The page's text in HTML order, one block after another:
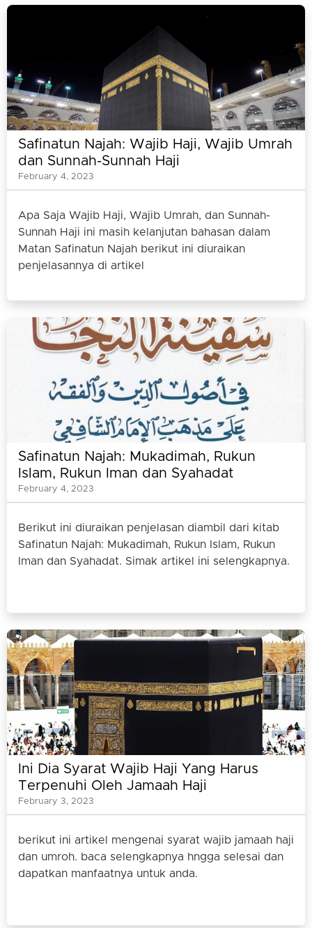
Safinatun Najah: Wajib Haji, Wajib Umrah
dan Sunnah-Sunnah Haji
February 4, 2023
Apa Saja Wajib Haji, Wajib Umrah, dan Sunnah-
Sunnah Haji ini masih kelanjutan bahasan dalam
Matan Safinatun Najah berikut ini diuraikan
penjelasannya di artikel
Safinatun Najah: Mukadimah, Rukun
Islam, Rukun Iman dan Syahadat
February 4, 2023
Berikut ini diuraikan penjelasan diambil dari kitab
Safinatun Najah: Mukadimah, Rukun Islam, Rukun
Iman dan Syahadat. Simak artikel ini selengkapnya.
Ini Dia Syarat Wajib Haji Yang Harus
Terpenuhi Oleh Jamaah Haji
February 3, 2023
berikut ini artikel mengenai syarat wajib jamaah haji
dan umroh. baca selengkapnya hngga selesai dan
dapatkan manfaatnya untuk anda.